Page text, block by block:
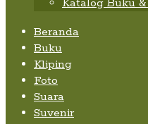
Katalog Buku
Beranda
Buku
Kliping
Foto
Suara
Suvenir